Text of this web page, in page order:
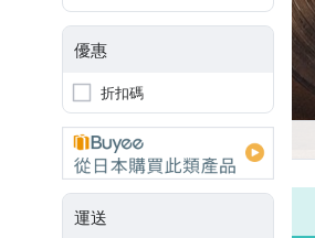
優惠
折扣碼
運送